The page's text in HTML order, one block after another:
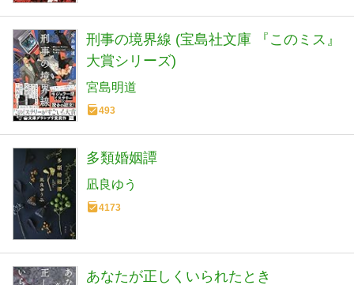
刑事の境界線 (宝島社文庫 『このミス』
大賞シリーズ)
宮島明道
493
多類婚姻譚
凪良ゆう
4173
あなたが正しくいられたとき